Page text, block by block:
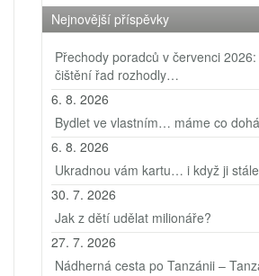
Nejnovější příspěvky
Přechody poradců v červenci
čištění řad rozhodly…
6. 8. 2026
Bydlet ve vlastním… máme co
6. 8. 2026
Ukradnou vám kartu… i když ji
30. 7. 2026
Jak z dětí udělat milionáře?
27. 7. 2026
Nádherná cesta po Tanzánii –